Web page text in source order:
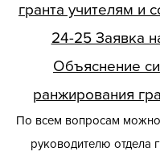
гранта учителям и
24-25 Заявка
Объяснение
ранжирования
По всем вопросам
руководителю отдела